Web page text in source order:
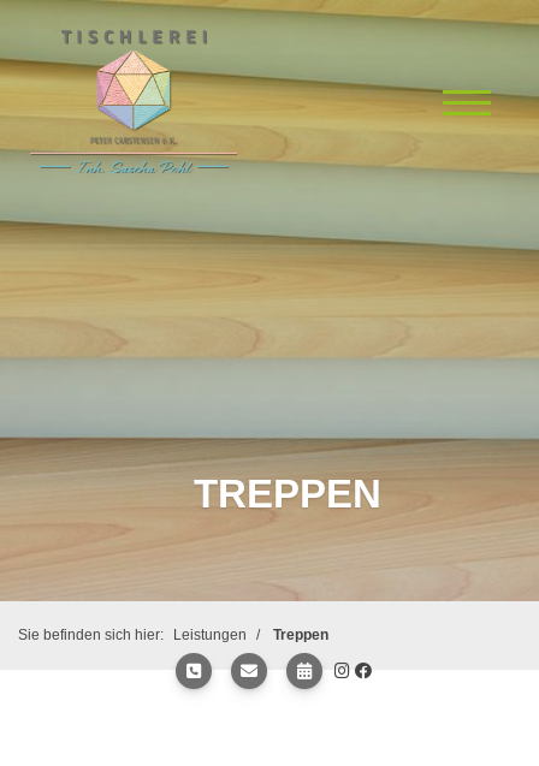
TREPPEN
Sie befinden sich hier: Leistungen Treppen